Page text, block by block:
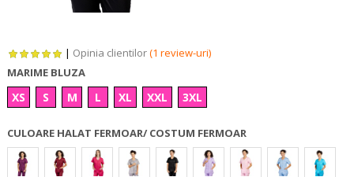
| Opinia clientilor(1 review-uri)
MARIME BLUZA
XS S M L XL XXL 3XL
CULOARE HALAT FERMOAR/ COSTUM FERMOAR